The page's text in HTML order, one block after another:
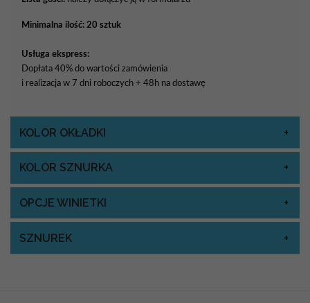
Minimalna ilość: 20 sztuk
Usługa ekspress:
Dopłata 40% do wartości zamówienia
i realizacja w 7 dni roboczych + 48h na dostawę
KOLOR OKŁADKI
KOLOR SZNURKA
OPCJE WINIETKI
SZNUREK